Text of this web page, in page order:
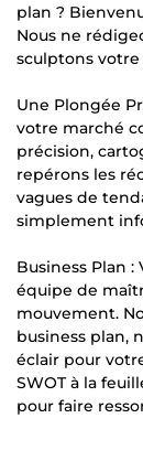
plan ?
Nous ne
sculptons
Une Plongée
votre marché
précision,
repérons les
vagues de
simplement
Business Plan
équipe de
mouvement.
business plan,
éclair pour
SWOT à la
pour faire